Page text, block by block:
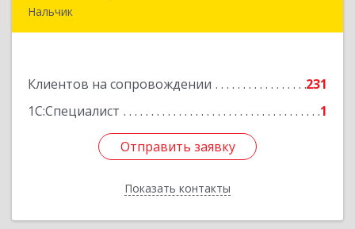
Нальчик
Клиентов на сопровождении
231
1С:Специалист
1
Отправить заявку
Показать контакты
Подробнее
Отправить заявку
Назад